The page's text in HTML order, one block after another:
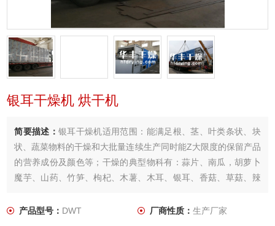
银耳干燥机 烘干机
简要描述： 银耳干燥机适用范围：能满足根、茎、叶类条状、块
状、蔬菜物料的干燥和大批量连续生产同时能Z大限度的保留产品
的营养成份及颜色等；干燥的典型物科有：蒜片、南瓜，胡萝卜
魔芋、山药、竹笋、枸杞、木薯、木耳、银耳、香菇、草菇、辣
产品型号： DWT 厂商性质： 生产厂家